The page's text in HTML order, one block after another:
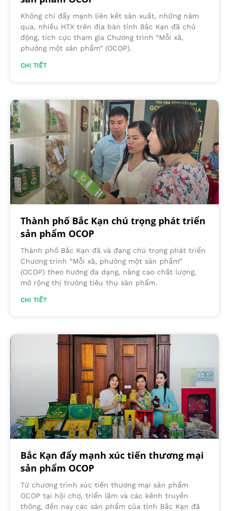
Không chỉ đẩy mạnh liên kết sản xuất, những năm
qua, nhiều HTX trên địa bàn tỉnh Bắc Kạn đã chủ
động, tích cực tham gia Chương trình “Mỗi xã,
phường một sản phẩm” (OCOP).
CHI TIẾT
Thành phố Bắc Kạn chú trọng phát triển
sản phẩm OCOP
Thành phố Bắc Kạn đã và đang chú trọng phát triển
Chương trình “Mỗi xã, phường một sản phẩm”
(OCOP) theo hướng đa dạng, nâng cao chất lượng,
mở rộng thị trường tiêu thụ sản phẩm.
CHI TIẾT
Bắc Kạn đẩy mạnh xúc tiến thương mại
sản phẩm OCOP
Từ chương trình xúc tiến thương mại sản phẩm
OCOP tại hội chợ, triển lãm và các kênh truyền
thông, đến nay các sản phẩm của tỉnh Bắc Kạn đã